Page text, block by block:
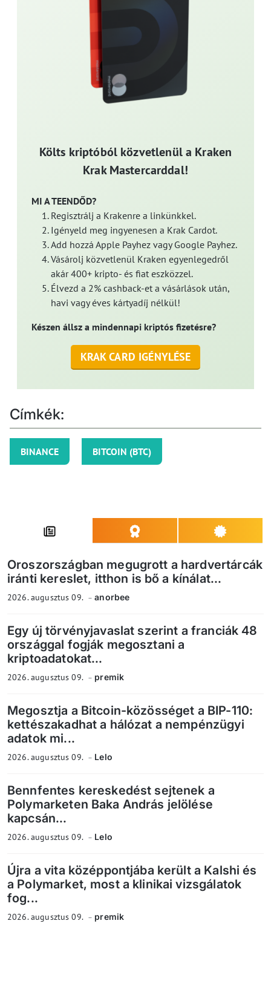
Költs kriptóból közvetlenül a Kraken
Krak Mastercarddal!
MI A TEENDŐD?
Regisztrálj a Krakenre a linkünkkel.
Igényeld meg ingyenesen a Krak Cardot.
Add hozzá Apple Payhez vagy Google Payhez.
Vásárolj közvetlenül Kraken egyenlegedről
akár 400+ kripto- és fiat eszközzel.
Élvezd a 2% cashback-et a vásárlások után,
havi vagy éves kártyadíj nélkül!
Készen állsz a mindennapi kriptós fizetésre?
KRAK CARD IGÉNYLÉSE
Címkék:
BINANCE BITCOIN (BTC)
Oroszországban megugrott a hardvertárcák
iránti kereslet, itthon is bő a kínálat...
2026. augusztus 09. anorbee
Egy új törvényjavaslat szerint a franciák 48
országgal fogják megosztani a
kriptoadatokat...
2026. augusztus 09. premik
Megosztja a Bitcoin-közösséget a BIP-110:
kettészakadhat a hálózat a nempénzügyi
adatok mi...
2026. augusztus 09. Lelo
Bennfentes kereskedést sejtenek a
Polymarketen Baka András jelölése
kapcsán...
2026. augusztus 09. Lelo
Újra a vita középpontjába került a Kalshi és
a Polymarket, most a klinikai vizsgálatok
fog...
2026. augusztus 09. premik